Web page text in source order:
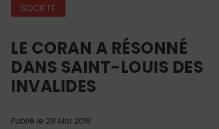
SOCIÉTÉ
LE CORAN A RÉSONNÉ
DANS SAINT-LOUIS DES
INVALIDES
Publié le 29 Mai 2019